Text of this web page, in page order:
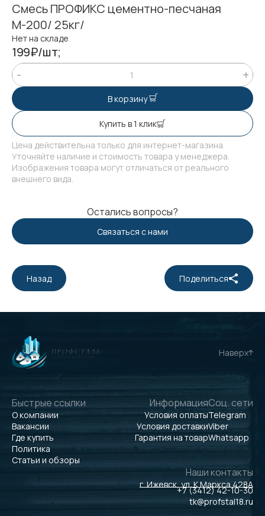
Смесь ПРОФИКС цементно-песчаная
М-200/ 25кг/
Нет на складе
199₽/шт;
В корзину
Купить в 1 клик
Цена действительна только для интернет-магазина.
Уточняйте наличие и стоимость товара у менеджера.
Изображения товара могут отличаться от реального
внешнего вида.
Остались вопросы?
Связаться с нами
Назад Поделиться
Наверх
Быстрые ссылки
О компании
Вакансии
Где купить
Политика
Статьи и обзоры
Информация
Условия оплаты
Условия доставки
Гарантия на товар
Соц. сети
Telegram
Viber
Whatsapp
Наши контакты
г. Ижевск, ул. К.Маркса 428А
+7 (3412) 42-10-30
tk@profstal18.ru